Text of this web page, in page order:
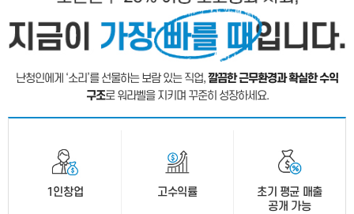
난청인에게 ‘소리’를 선물하는 보람 있는 직업,깔끔한 근무환경과 확실한 수익
구조로 워라벨을 지키며 꾸준히 성장하세요.
1인창업 고수익률
초기 평균 매출
공개 가능